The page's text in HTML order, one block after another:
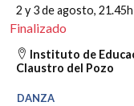
2 y 3 de agosto, 21.45h
Finalizado
Instituto de
Claustro del Pozo
DANZA